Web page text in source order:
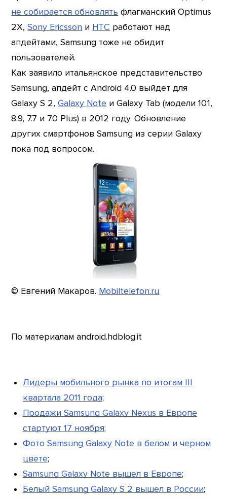
не собирается обновлять флагманский Optimus
2X,Sony Ericsson и HTC работают над
апдейтами, Samsung тоже не обидит
пользователей.
Как заявило итальянское представительство
Samsung, апдейт с Android 4.0 выйдет для
Galaxy S 2,Galaxy Note и Galaxy Tab (модели 10.1,
8.9, 7.7 и 7.0 Plus) в 2012 году. Обновление
других смартфонов Samsung из серии Galaxy
пока под вопросом.
© Евгений Макаров. Mobiltelefon.ru
По материалам android.hdblog.it
Лидеры мобильного рынка по итогам III
квартала 2011 года;
Продажи Samsung Galaxy Nexus в Европе
стартуют 17 ноября;
Фото Samsung Galaxy Note в белом и черном
цвете;
Samsung Galaxy Note вышел в Европе;
Белый Samsung Galaxy S 2 вышел в России;